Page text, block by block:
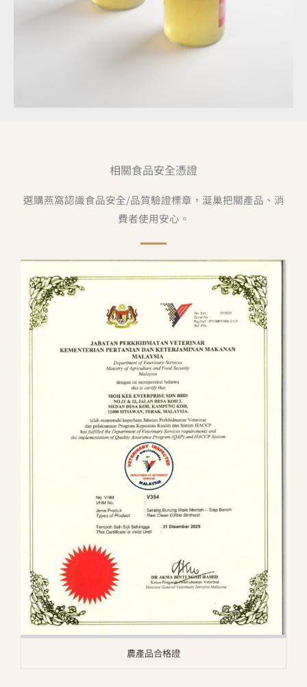
相關食品安全憑證
選購燕窩認識食品安全/品質驗證標章，涎巢把關產品、消
費者使用安心。
農產品合格證